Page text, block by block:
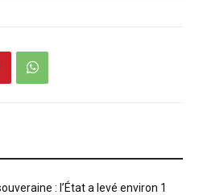
: l’État a levé environ 1